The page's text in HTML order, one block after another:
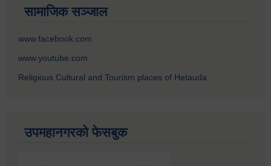
सामाजिक सञ्जाल
www.facebook.com
www.youtube.com
Religious Cultural and Tourism places of Hetauda
उपमहानगरको फेसबुक